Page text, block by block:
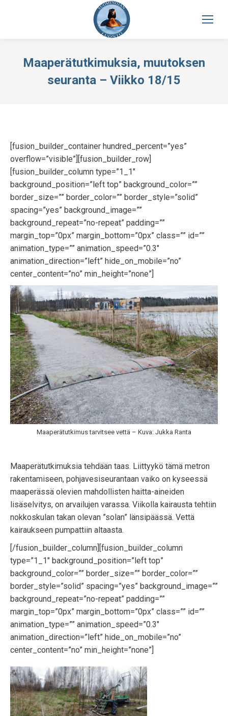
Maaperätutkimuksia, muutoksen
seuranta – Viikko 18/15
[fusion_builder_container hundred_percent=”yes”
overflow=”visible”][fusion_builder_row]
[fusion_builder_column type=”1_1″
background_position=”left top” background_color=””
border_size=”” border_color=”” border_style=”solid”
spacing=”yes” background_image=””
background_repeat=”no-repeat” padding=””
margin_top=”0px” margin_bottom=”0px” class=”” id=””
animation_type=”” animation_speed=”0.3″
animation_direction=”left” hide_on_mobile=”no”
center_content=”no” min_height=”none”]
Maaperätutkimus tarvitsee vettä – Kuva: Jukka Ranta
Maaperätutkimuksia tehdään taas. Liittyykö tämä metron
rakentamiseen, pohjavesiseurantaan vaiko on kyseessä
maaperässä olevien mahdollisten haitta-aineiden
lisäselvitys, on arvailujen varassa. Viikolla kairausta tehtiin
nokkoskulan takan olevan ”solan” länsipäässä. Vettä
kairaukseen pumpattiin altaasta.
[/fusion_builder_column][fusion_builder_column
type=”1_1″ background_position=”left top”
background_color=”” border_size=”” border_color=””
border_style=”solid” spacing=”yes” background_image=””
background_repeat=”no-repeat” padding=””
margin_top=”0px” margin_bottom=”0px” class=”” id=””
animation_type=”” animation_speed=”0.3″
animation_direction=”left” hide_on_mobile=”no”
center_content=”no” min_height=”none”]